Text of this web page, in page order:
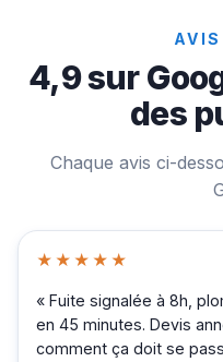
4,9 sur
des
Chaque avis ci-
★★★★★
« Fuite signalée à 8h,
en 45 minutes. Devis
comment ça doit se